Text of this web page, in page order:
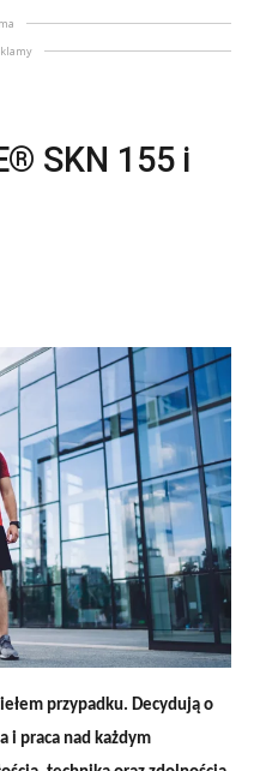
SKN 155 i
155 II
przypadku. Decydują o
i praca nad każdym